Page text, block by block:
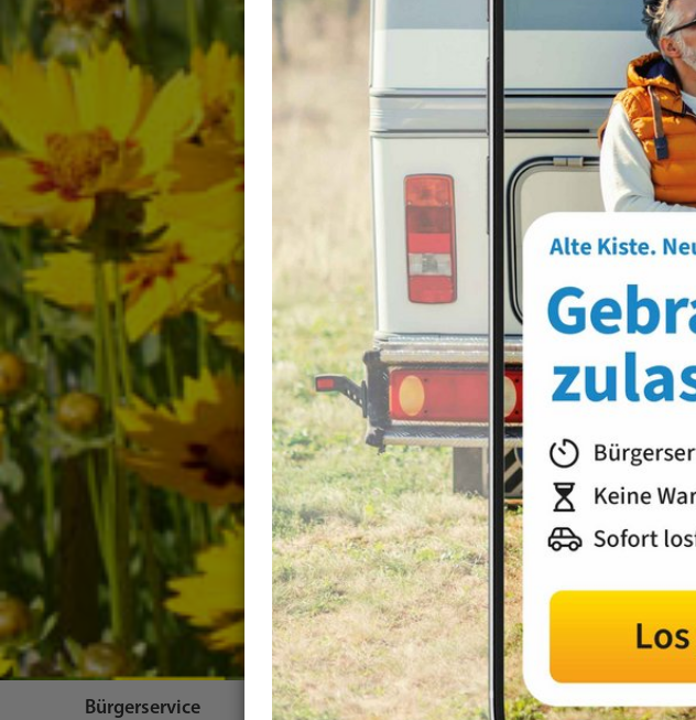
Bürgerservice Themen